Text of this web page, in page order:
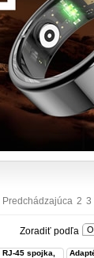
Predchádzajúca 2 3
Zoradiť podľa
RJ-45 spojka,